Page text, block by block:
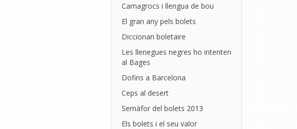
Camagrocs i llengua de bou
El gran any pels bolets
Diccionari boletaire
Les llenegues negres ho intenten
al Bages
Dofins a Barcelona
Ceps al desert
Semàfor del bolets 2013
Els bolets i el seu valor